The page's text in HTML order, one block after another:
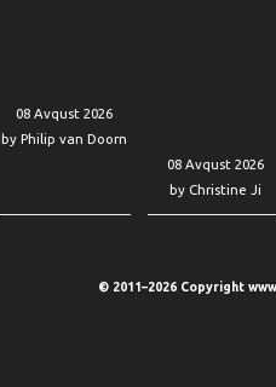
08 Avqust 2026
by Philip van Doorn
08 Avqust 2026
by Christine Ji
© 2011–2026 Copyright